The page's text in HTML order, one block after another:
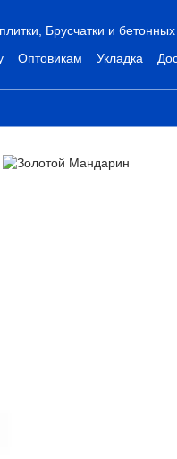
Брусчатки и
Оптовикам Укладка